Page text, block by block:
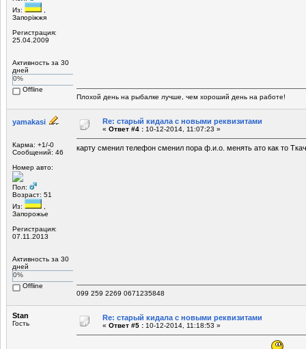
Из:
Запоріжжя
Регистрация:
25.04.2009
Активность за 30
дней
0%
Offline
Плохой день на рыбалке лучше, чем хороший день на работе!
yamakasi
Карма: +1/-0
Сообщений: 46
Номер авто:
Пол:
Возраст: 51
Из:
Запорожье
Регистрация:
07.11.2013
Активность за 30
дней
0%
Offline
Re: старый кидала с новыми реквизитами
« Ответ #4 : 10-12-2014, 11:07:23 »
карту сменил телефон сменил пора ф.и.о. менять ато как то
099 259 2269 0671235848
Stan
Гость
Re: старый кидала с новыми реквизитами
« Ответ #5 : 10-12-2014, 11:18:53 »